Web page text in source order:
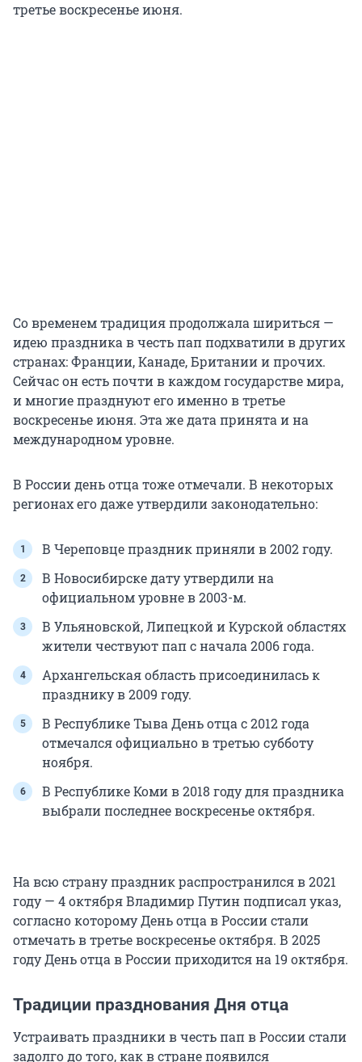
третье воскресенье июня.
Со временем традиция продолжала шириться —
идею праздника в честь пап подхватили в других
странах: Франции, Канаде, Британии и прочих.
Сейчас он есть почти в каждом государстве мира,
и многие празднуют его именно в третье
воскресенье июня. Эта же дата принята и на
международном уровне.
В России день отца тоже отмечали. В некоторых
регионах его даже утвердили законодательно:
В Череповце праздник приняли в 2002 году.
В Новосибирске дату утвердили на
официальном уровне в 2003-м.
В Ульяновской, Липецкой и Курской областях
жители чествуют пап с начала 2006 года.
Архангельская область присоединилась к
празднику в 2009 году.
В Республике Тыва День отца с 2012 года
отмечался официально в третью субботу
ноября.
В Республике Коми в 2018 году для праздника
выбрали последнее воскресенье октября.
На всю страну праздник распространился в 2021
году — 4 октября Владимир Путин подписал указ,
согласно которому День отца в России стали
отмечать в третье воскресенье октября. В 2025
году День отца в России приходится на 19 октября.
Традиции празднования Дня отца
Устраивать праздники в честь пап в России стали
задолго до того, как в стране появился